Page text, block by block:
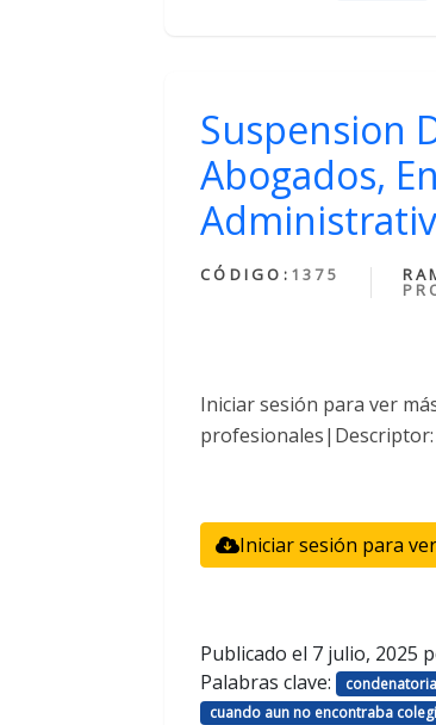
Suspension
Abogados,
CÓDIGO: 1375
Iniciar sesión para ver
profesionales|Descriptor:
Iniciar sesión para
Publicado el 7 julio, 2025
Palabras clave:
cuando aun no encontraba